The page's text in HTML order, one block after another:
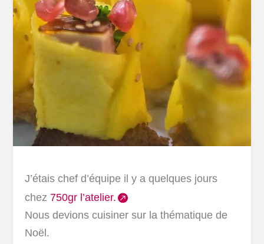
J’étais chef d’équipe il y a quelques jours
chez 750gr l’atelier.
Nous devionscuisiner sur la thématique de
Noël.